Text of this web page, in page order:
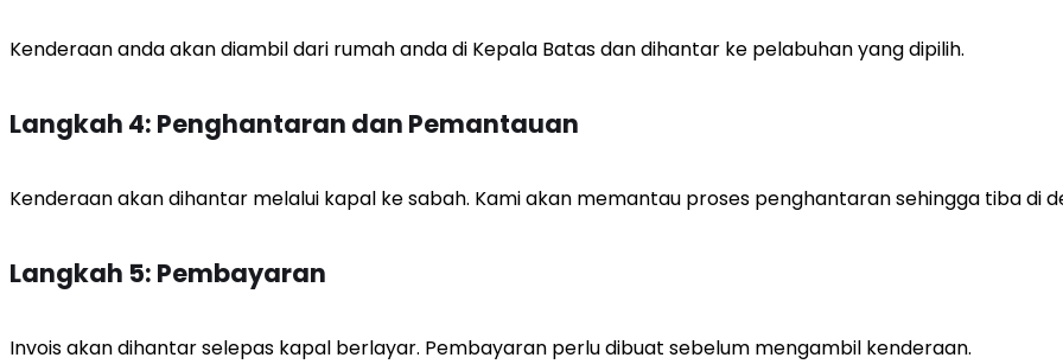
Kenderaan anda akan diambil dari rumah anda di Kepala Batas dan dihantar ke pelabuhan yang dipilih.
Langkah 4: Penghantaran dan Pemantauan
Kenderaan akan dihantar melalui kapal ke sabah. Kami akan memantau proses penghantaran sehingga tiba di
Langkah 5: Pembayaran
Invois akan dihantar selepas kapal berlayar. Pembayaran perlu dibuat sebelum mengambil kenderaan.